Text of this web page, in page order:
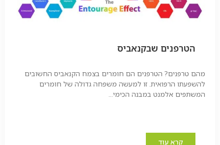
הטרפנים שבקנאביס
מהם טרפנים? הטרפנים הם חומרים בצמח הקנאביס החשובים
להשפעתו הרפואית. זו למעשה משפחה גדולה של חומרים
המשתפים אלמנט במבנה הכימי...
קרא עוד